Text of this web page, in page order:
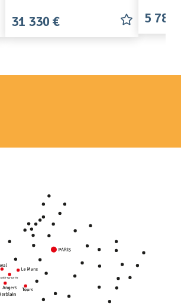
31 330 € 5 780 €